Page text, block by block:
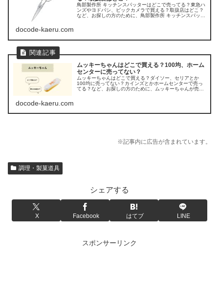
鳥部製作所 キッチンスパッターはどこで売ってる？東急ハ
ンズやヨドバシ、ビックカメラで買える？取扱店はどこ？
など、お探しの方のために、鳥部製作所 キッチンスパッタ
docode-kaeru.com
ムッキーちゃんはどこで買える？100均、ホーム
センターに売ってない？
ムッキーちゃんはどこで買える？ダイソー、セリアとか
100均に売ってない？カインズとかホームセンターで売っ
てる？など、お探しの方のために、ムッキーちゃんが売っ
docode-kaeru.com
※記事内に広告が含まれています。
調理・製菓道具
シェアする
X Facebook はてブ LINE
スポンサーリンク